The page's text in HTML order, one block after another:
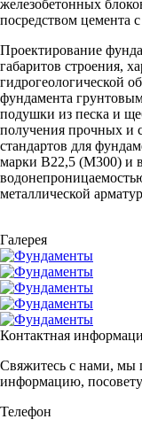
железобетонных
посредством цемента
Проектирование
габаритов строения,
гидрогеологической
фундамента
подушки из песка и
получения прочных и
стандартов для
марки В22,5 (М300) и
металлической
Галерея
Контактная
Свяжитесь с нами, мы
информацию,
Телефон